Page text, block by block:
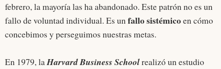
febrero, la mayoría las ha abandonado. Este patrón no es un
fallo de voluntad individual. Es unfallo sistémicoen cómo
concebimos y perseguimos nuestras metas.
En 1979, laHarvard Business Schoolrealizó un estudio